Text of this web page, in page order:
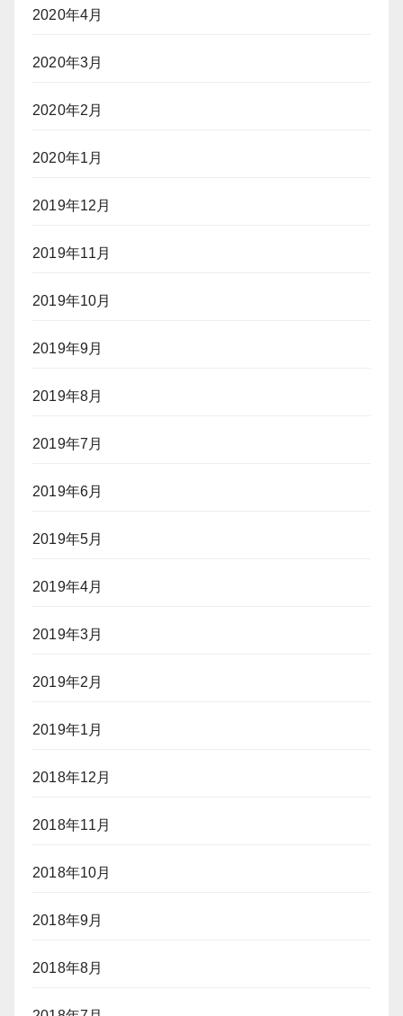
2020年4月
2020年3月
2020年2月
2020年1月
2019年12月
2019年11月
2019年10月
2019年9月
2019年8月
2019年7月
2019年6月
2019年5月
2019年4月
2019年3月
2019年2月
2019年1月
2018年12月
2018年11月
2018年10月
2018年9月
2018年8月